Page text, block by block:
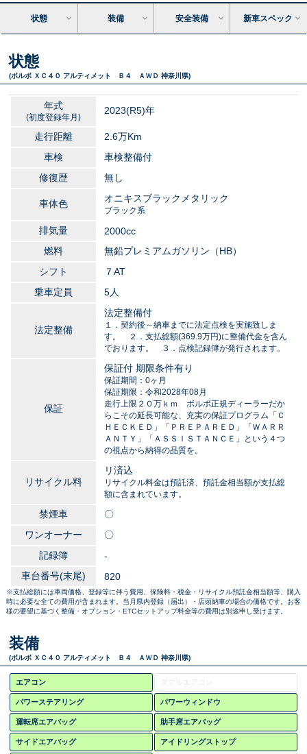
状態 装備 安全装備 新車スペック
状態
(ボルボ ＸＣ４０ アルティメット Ｂ４ ＡＷＤ 神奈川県)
年式
(初度登録年月)
2023(R5)年
走行距離 2.6万Km
車検
車検整備付
修復歴
無し
車体色 オニキスブラックメタリック
ブラック系
排気量 2000cc
燃料
無鉛プレミアムガソリン（HB）
シフト
７AT
乗車定員
5人
法定整備
法定整備付
１．契約後～納車までに法定点検を実施致しま
す。 ２．支払総額(369.9万円)に整備代金を含ん
でおります。 ３．点検記録簿が発行されます。
保証
保証付 期限条件有り
保証期間：0ヶ月
保証期限：令和2028年08月
走行上限２０万ｋｍ ボルボ正規ディーラーだか
らこその延長可能な、充実の保証プログラム「Ｃ
ＨＥＣＫＥＤ」「ＰＲＥＰＡＲＥＤ」「ＷＡＲＲ
ＡＮＴＹ」「ＡＳＳＩＳＴＡＮＣＥ」という４つ
の視点から納得の品質を。
リサイクル料
リ済込
リサイクル料金は預託済、預託金相当額が支払総
額に含まれています。
禁煙車
〇
ワンオーナー
〇
記録簿
-
車台番号(末尾)
820
※支払総額には車両価格、登録等に伴う費用、保険料・税金・リサイクル預託金相当額等、購入
時に必要な全ての費用が含まれます。当月県内登録（届出）・店頭納車の場合の価格です。お客
様の要望に基づく整備・オプション・ETCセットアップ料金等の費用は別途申し受けます。
装備
(ボルボ ＸＣ４０ アルティメット Ｂ４ ＡＷＤ 神奈川県)
エアコン ダブルエアコン
パワーステアリング パワーウィンドウ
運転席エアバッグ 助手席エアバッグ
サイドエアバッグ アイドリングストップ